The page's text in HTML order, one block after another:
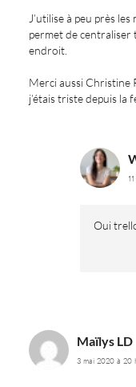
J’utilise à peu près
permet de centraliser
endroit.
Merci aussi Christine
j’étais triste depuis la
Oui
Maïlys LD
3 mai 2020 à 20